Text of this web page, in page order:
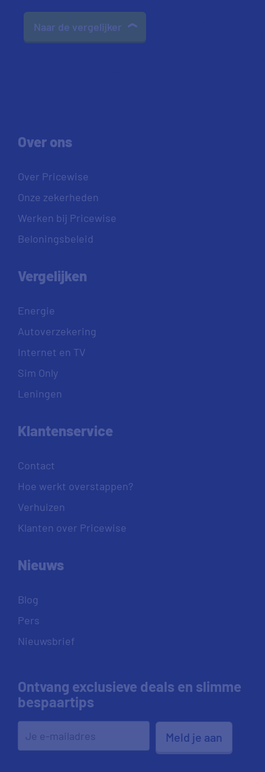
Naar de vergelijker
Over ons
Over Pricewise
Onze zekerheden
Werken bij Pricewise
Beloningsbeleid
Vergelijken
Energie
Autoverzekering
Internet en TV
Sim Only
Leningen
Klantenservice
Contact
Hoe werkt overstappen?
Verhuizen
Klanten over Pricewise
Nieuws
Blog
Pers
Nieuwsbrief
Ontvang exclusieve deals en slimme
bespaartips
Meld je aan